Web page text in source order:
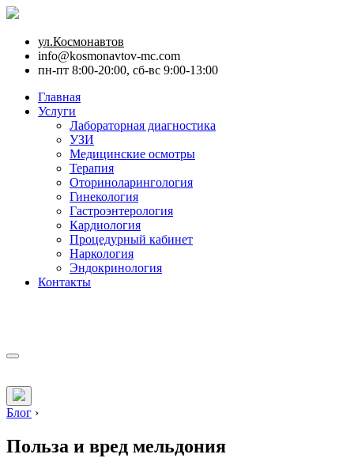
ул.Космонавтов
info@kosmonavtov-mc.com
пн-пт 8:00-20:00, сб-вс 9:00-13:00
Главная
Услуги
Лабораторная диагностика
УЗИ
Медицинские осмотры
Терапия
Оториноларингология
Гинекология
Гастроэнтерология
Кардиология
Процедурный кабинет
Наркология
Эндокринология
Контакты
Блог ›
Польза и вред мельдония